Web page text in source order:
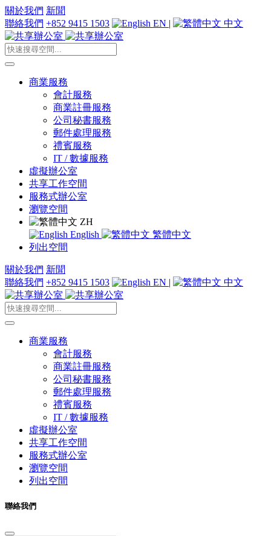
關於我們 新聞
聯絡我們 +852 9415 1503 EN | 中文
商業服務
會計服務
商業註冊服務
公司秘書服務
郵件處理服務
禮賓服務
IT / 數據服務
虛擬辦公室
共享工作空間
服務式辦公室
瀏覽空間
ZH
English
繁體中文
列出空間
關於我們 新聞
聯絡我們 +852 9415 1503 EN | 中文
商業服務
會計服務
商業註冊服務
公司秘書服務
郵件處理服務
禮賓服務
IT / 數據服務
虛擬辦公室
共享工作空間
服務式辦公室
瀏覽空間
列出空間
聯絡我們